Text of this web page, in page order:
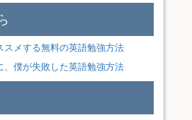
スメする無料の英語勉強方法
、僕が失敗した英語勉強方法